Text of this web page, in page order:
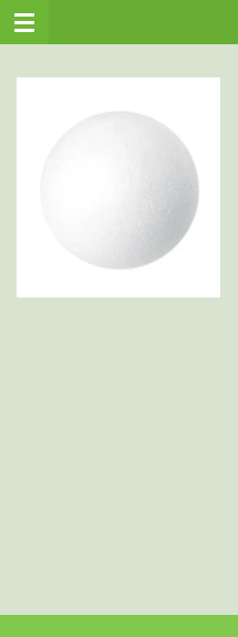
Ga
direct
hoofdinhoud